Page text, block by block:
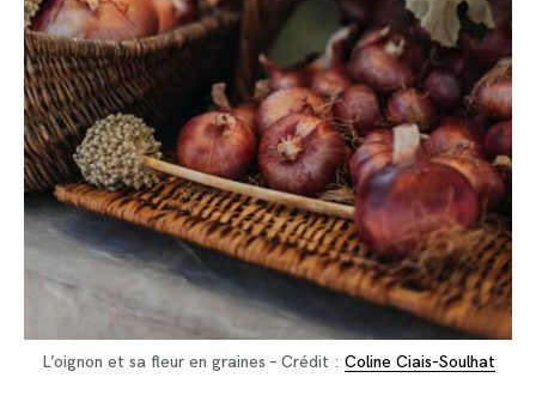
L’oignon et sa fleur en graines – Crédit : Coline Ciais-Soulhat